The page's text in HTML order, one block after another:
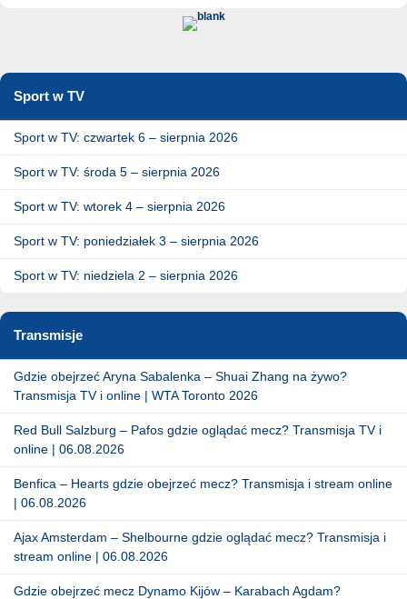
Sport w TV
Sport w TV: czwartek 6 – sierpnia 2026
Sport w TV: środa 5 – sierpnia 2026
Sport w TV: wtorek 4 – sierpnia 2026
Sport w TV: poniedziałek 3 – sierpnia 2026
Sport w TV: niedziela 2 – sierpnia 2026
Transmisje
Gdzie obejrzeć Aryna Sabalenka – Shuai Zhang na żywo?
Transmisja TV i online | WTA Toronto 2026
Red Bull Salzburg – Pafos gdzie oglądać mecz? Transmisja TV i
online | 06.08.2026
Benfica – Hearts gdzie obejrzeć mecz? Transmisja i stream online
| 06.08.2026
Ajax Amsterdam – Shelbourne gdzie oglądać mecz? Transmisja i
stream online | 06.08.2026
Gdzie obejrzeć mecz Dynamo Kijów – Karabach Agdam?